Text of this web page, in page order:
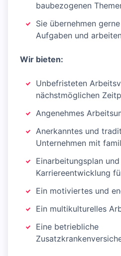
baubezogenen
Sie übernehmen
Aufgaben und
Wir bieten:
Unbefristeten
nächstmöglichen
Angenehmes
Anerkanntes und
Unternehmen mit
Einarbeitungsplan
Karriereentwicklung
Ein motiviertes und
Ein multikulturelles
Eine betriebliche